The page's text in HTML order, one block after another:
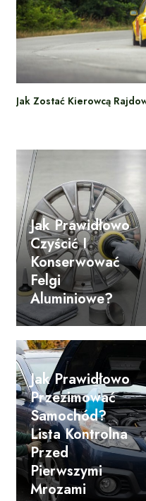
Jak Zostać Kierowcą
Jak Prawidłowo
Czyścić I
Konserwować
Felgi
Aluminiowe?
Jak Prawidłowo
Przezimować
Samochód?
Lista Kontrolna
Przed
Pierwszymi
Mrozami